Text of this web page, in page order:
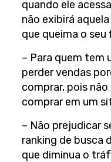
quando ele
não exibirá
que queima o seu
– Para quem tem
perder vendas
comprar, pois
comprar em um
– Não prejudicar
ranking de busca
que diminua o